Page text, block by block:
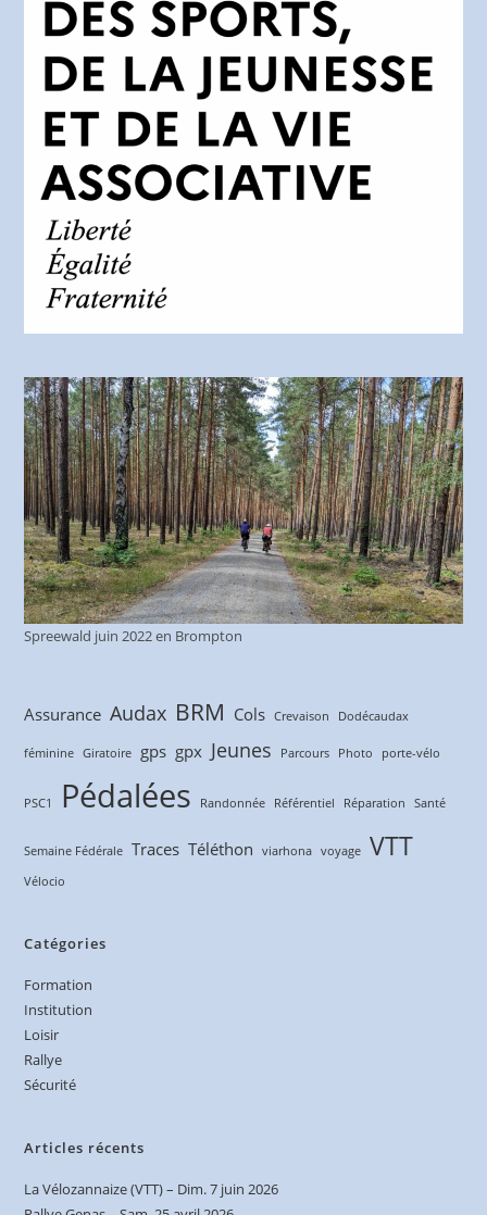
Spreewald juin 2022 en Brompton
Assurance Audax BRM Cols Crevaison Dodécaudax
féminine Giratoire gps gpx Jeunes Parcours Photo porte-vélo
PSC1 Pédalées Randonnée Référentiel Réparation Santé
Semaine Fédérale Traces Téléthon viarhona voyage VTT
Vélocio
Catégories
Formation
Institution
Loisir
Rallye
Sécurité
Articles récents
La Vélozannaize (VTT) – Dim. 7 juin 2026